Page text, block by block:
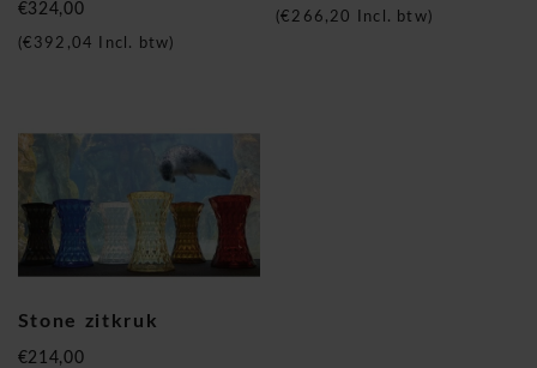
€324,00
€392,04 Incl. btw)
(€266,20 Incl. btw)
Stone zitkruk
€214,00